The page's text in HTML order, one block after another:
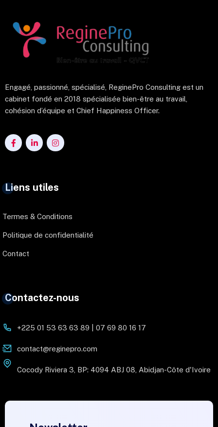
Engagé, passionné, spécialisé, ReginePro Consulting est un
cabinet fondé en 2018 spécialisée bien-être au travail,
cohésion d’équipe et Chief Happiness Officer.
Liens utiles
Termes & Conditions
Politique de confidentialité
Contact
Contactez-nous
+225 01 53 63 63 89 | 07 69 80 16 17
contact@reginepro.com
Cocody Riviera 3, BP: 4094 ABJ 08, Abidjan-Côte d'Ivoire